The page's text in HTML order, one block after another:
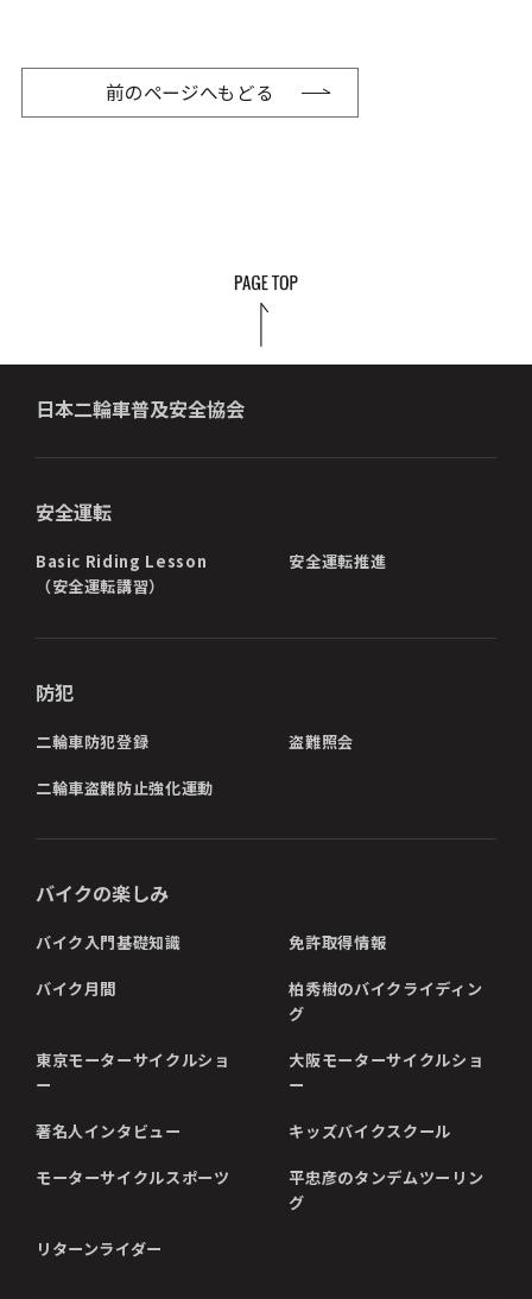
前のページへもどる
日本二輪車普及安全協会
安全運転
Basic Riding Lesson
（安全運転講習）
安全運転推進
防犯
二輪車防犯登録 盗難照会
二輪車盗難防止強化運動
バイクの楽しみ
バイク入門基礎知識 免許取得情報
バイク月間
柏秀樹のバイクライディン
グ
東京モーターサイクルショ
ー
大阪モーターサイクルショ
ー
著名人インタビュー キッズバイクスクール
モーターサイクルスポーツ
平忠彦のタンデムツーリン
グ
リターンライダー